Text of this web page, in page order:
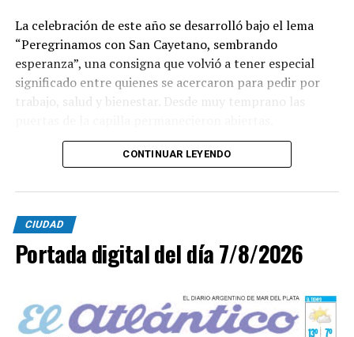
La celebración de este año se desarrolló bajo el lema
“Peregrinamos con San Cayetano, sembrando
esperanza”, una consigna que volvió a tener especial
significado entre quienes se acercaron para pedir por
trabajo, salud y bienestar. Desde muy temprano las
La imagen del santo salió del santuario de Moreno al
6700 y fue acompañada por una multitud que recorrió
las calles del barrio. Grandes, jóvenes y niños y fieles se
sumaron al recorrido con banderas, espigas y distintas
expresiones de fe.
En paralelo, distintos gremios y organizaciones sociales
y trabajo, para visibilizar la situación de trabajadores y
desocupados.
CONTINUAR LEYENDO
CIUDAD
Portada digital del día 7/8/2026